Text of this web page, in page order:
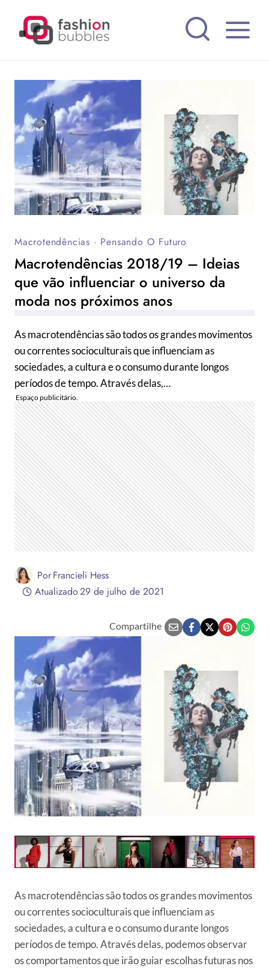
Macrotendências · Pensando O Futuro
Macrotendências 2018/19 – Ideias
que vão influenciar o universo da
moda nos próximos anos
As macrotendências são todos os grandes movimentos
ou correntes socioculturais que influenciam as
sociedades, a cultura e o consumo durante longos
períodos de tempo. Através delas,…
PorFrancieli Hess
Atualizado29 de julho de 2021
Compartilhe
As macrotendências são todos os grandes movimentos
ou correntes socioculturais que influenciam as
sociedades, a cultura e o consumo durante longos
períodos de tempo. Através delas, podemos observar
os comportamentos que irão guiar escolhas futuras nos